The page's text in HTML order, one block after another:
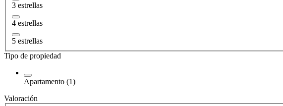
3 estrellas
4 estrellas
5 estrellas
Tipo de propiedad
Apartamento (1)
Valoración